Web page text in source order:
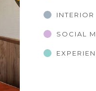
INTERIOR
SOCIAL